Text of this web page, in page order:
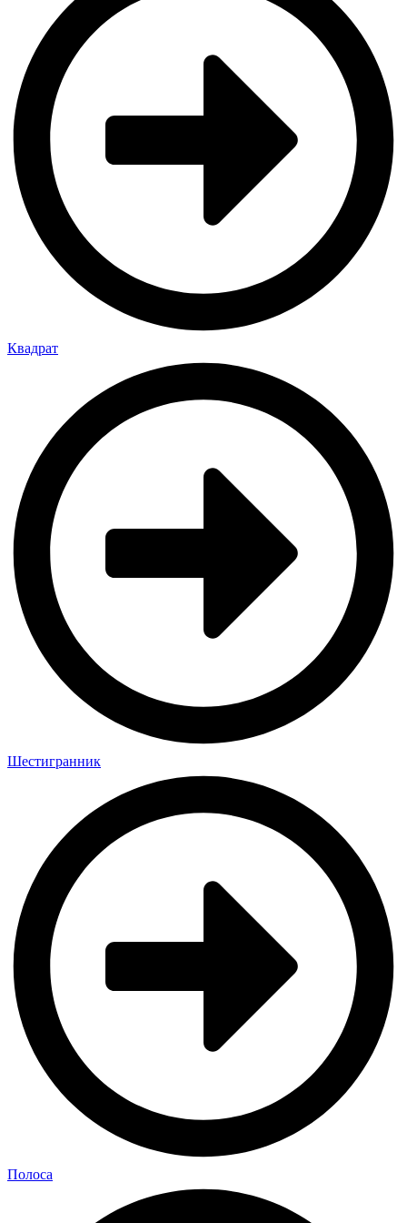
Квадрат
Шестигранник
Полоса